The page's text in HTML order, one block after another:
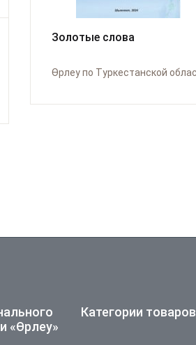
Золотые слова
«Өрлеу»
Категории товаров